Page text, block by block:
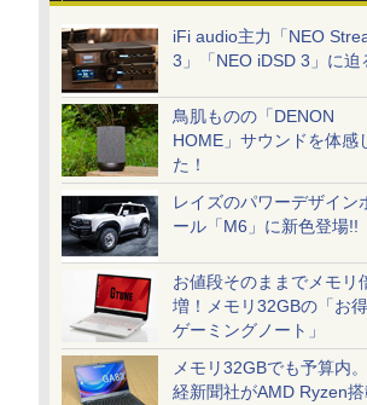
iFi audio主力「NEO
3」「NEO iDSD 3」に迫
鳥肌ものの「DENON
HOME」サウンドを体感
た！
レイズのパワーデザイン
ール「M6」に新色登場!!
お値段そのままでメモリ
増！メモリ32GBの「お
ゲーミングノート」
メモリ32GBでも予算内
経新聞社がAMD Ryzen搭